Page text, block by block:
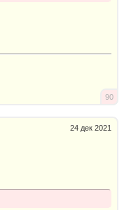
90
24 дек 2021